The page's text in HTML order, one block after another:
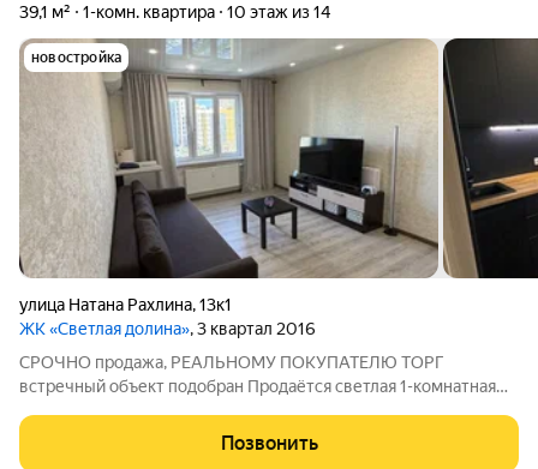
39,1 м² 1-комн. квартира 10 этаж из 14
новостройка
улица Натана Рахлина,13к1
ЖК «Светлая долина», 3 квартал 2016
СРОЧНО продажа, РЕАЛЬНОМУ ПОКУПАТЕЛЮ ТОРГ
встречный объект подобран Продаётся светлая 1-комнатная
Долина» О квартире:Состояние: Готова к заселению.
Выполнен качественный ремонт. Натяжные потолки,
Позвонить